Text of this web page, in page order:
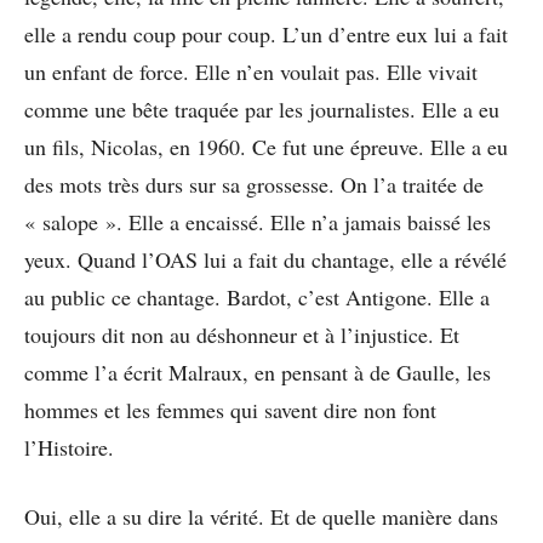
elle a rendu coup pour coup. L’un d’entre eux lui a fait
un enfant de force. Elle n’en voulait pas. Elle vivait
comme une bête traquée par les journalistes. Elle a eu
un fils, Nicolas, en 1960. Ce fut une épreuve. Elle a eu
des mots très durs sur sa grossesse. On l’a traitée de
« salope ». Elle a encaissé. Elle n’a jamais baissé les
yeux. Quand l’OAS lui a fait du chantage, elle a révélé
au public ce chantage. Bardot, c’est Antigone. Elle a
toujours dit non au déshonneur et à l’injustice. Et
comme l’a écrit Malraux, en pensant à de Gaulle, les
hommes et les femmes qui savent dire non font
l’Histoire.
Oui, elle a su dire la vérité. Et de quelle manière dans